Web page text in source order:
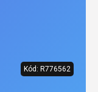
Kód: R776562